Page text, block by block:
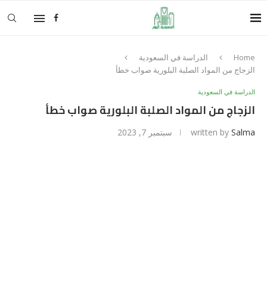
Home
الدراسة في السعودية
الزجاج من المواد الصلبة البلورية صواب خطأ
الدراسة في السعودية
الزجاج من المواد الصلبة البلورية صواب خطأ
written by Salma سبتمبر 7, 2023